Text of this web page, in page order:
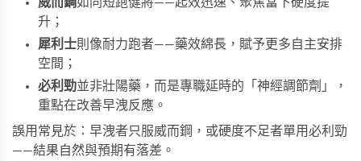
升；
犀利士則像耐力跑者——藥效綿長，賦予更多自主安排
空間；
必利勁並非壯陽藥，而是專職延時的「神經調節劑」，
重點在改善早洩反應。
誤用常見於：早洩者只服威而鋼，或硬度不足者單用必利勁
——結果自然與預期有落差。